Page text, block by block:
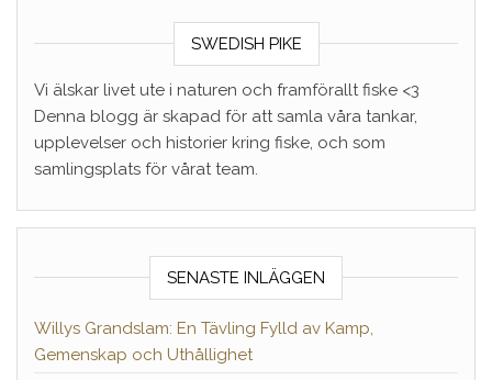
SWEDISH PIKE
Vi älskar livet ute i naturen och framförallt fiske <3
Denna blogg är skapad för att samla våra tankar,
upplevelser och historier kring fiske, och som
samlingsplats för vårat team.
SENASTE INLÄGGEN
Willys Grandslam: En Tävling Fylld av Kamp,
Gemenskap och Uthållighet